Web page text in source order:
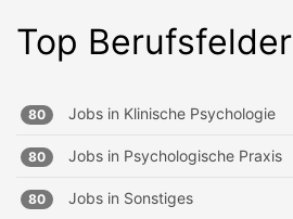
Top Berufsfelder
80 Jobs in Klinische Psychologie
80 Jobs in Psychologische Praxis
80 Jobs in Sonstiges